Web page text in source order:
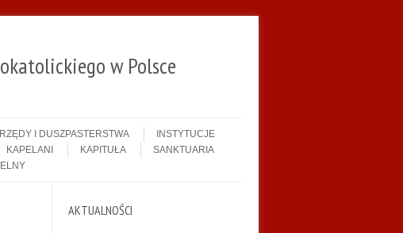
w Polsce
I DUSZPASTERSTWA
INSTYTUCJE
KAPELANI KAPITUŁA
SANKTUARIA
AKTUALNOŚCI